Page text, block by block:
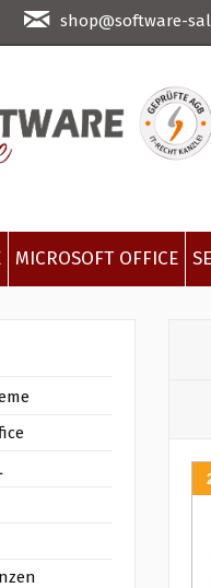
shop@software-
MICROSOFT OFFICE